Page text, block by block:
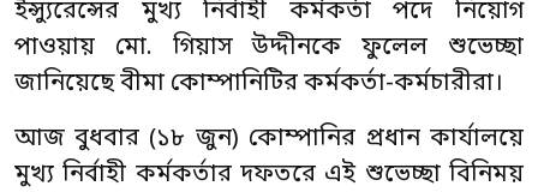
ইন্স্যুরেন্সের মুখ্য নির্বাহী কর্মকর্তা পদে নিয়োগ
পাওয়ায় মো. গিয়াস উদ্দীনকে ফুলেল শুভেচ্ছা
জানিয়েছে বীমা কোম্পানিটির কর্মকর্তা-কর্মচারীরা।
আজ বুধবার (১৮ জুন) কোম্পানির প্রধান কার্যালয়ে
মুখ্য নির্বাহী কর্মকর্তার দফতরে এই শুভেচ্ছা বিনিময়